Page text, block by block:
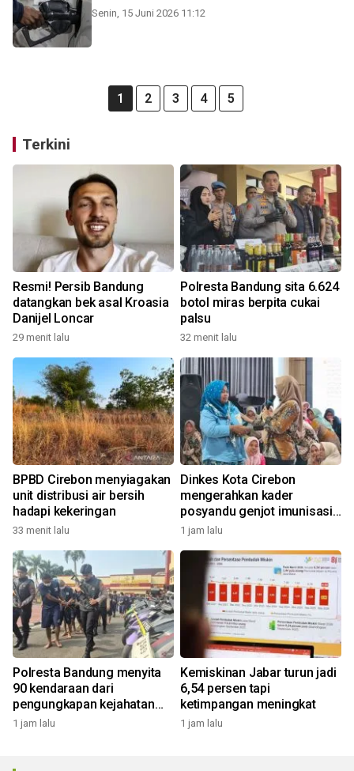
Senin, 15 Juni 2026 11:12
1 2 3 4 5
Terkini
Resmi! Persib Bandung
datangkan bek asal Kroasia
Danijel Loncar
29 menit lalu
Polresta Bandung sita 6.624
botol miras berpita cukai
palsu
32 menit lalu
BPBD Cirebon menyiagakan
unit distribusi air bersih
hadapi kekeringan
33 menit lalu
Dinkes Kota Cirebon
mengerahkan kader
posyandu genjot imunisasi
campak
1 jam lalu
Polresta Bandung menyita
90 kendaraan dari
pengungkapan kejahatan
jalanan
1 jam lalu
Kemiskinan Jabar turun jadi
6,54 persen tapi
ketimpangan meningkat
1 jam lalu